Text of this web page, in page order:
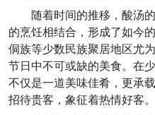
随着时间的推移，酸汤
的烹饪相结合，形成了如今
侗族等少数民族聚居地区尤
节日中不可或缺的美食。在
不仅是一道美味佳肴，更承
招待贵客，象征着热情好客。